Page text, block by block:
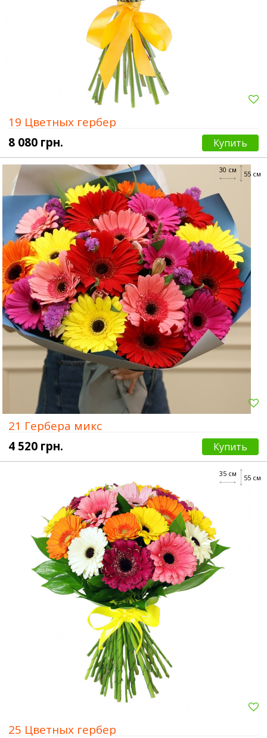
19 Цветных гербер
8 080 грн.
Купить
55 см
30 см
21 Гербера микс
4 520 грн.
Купить
55 см
35 см
25 Цветных гербер